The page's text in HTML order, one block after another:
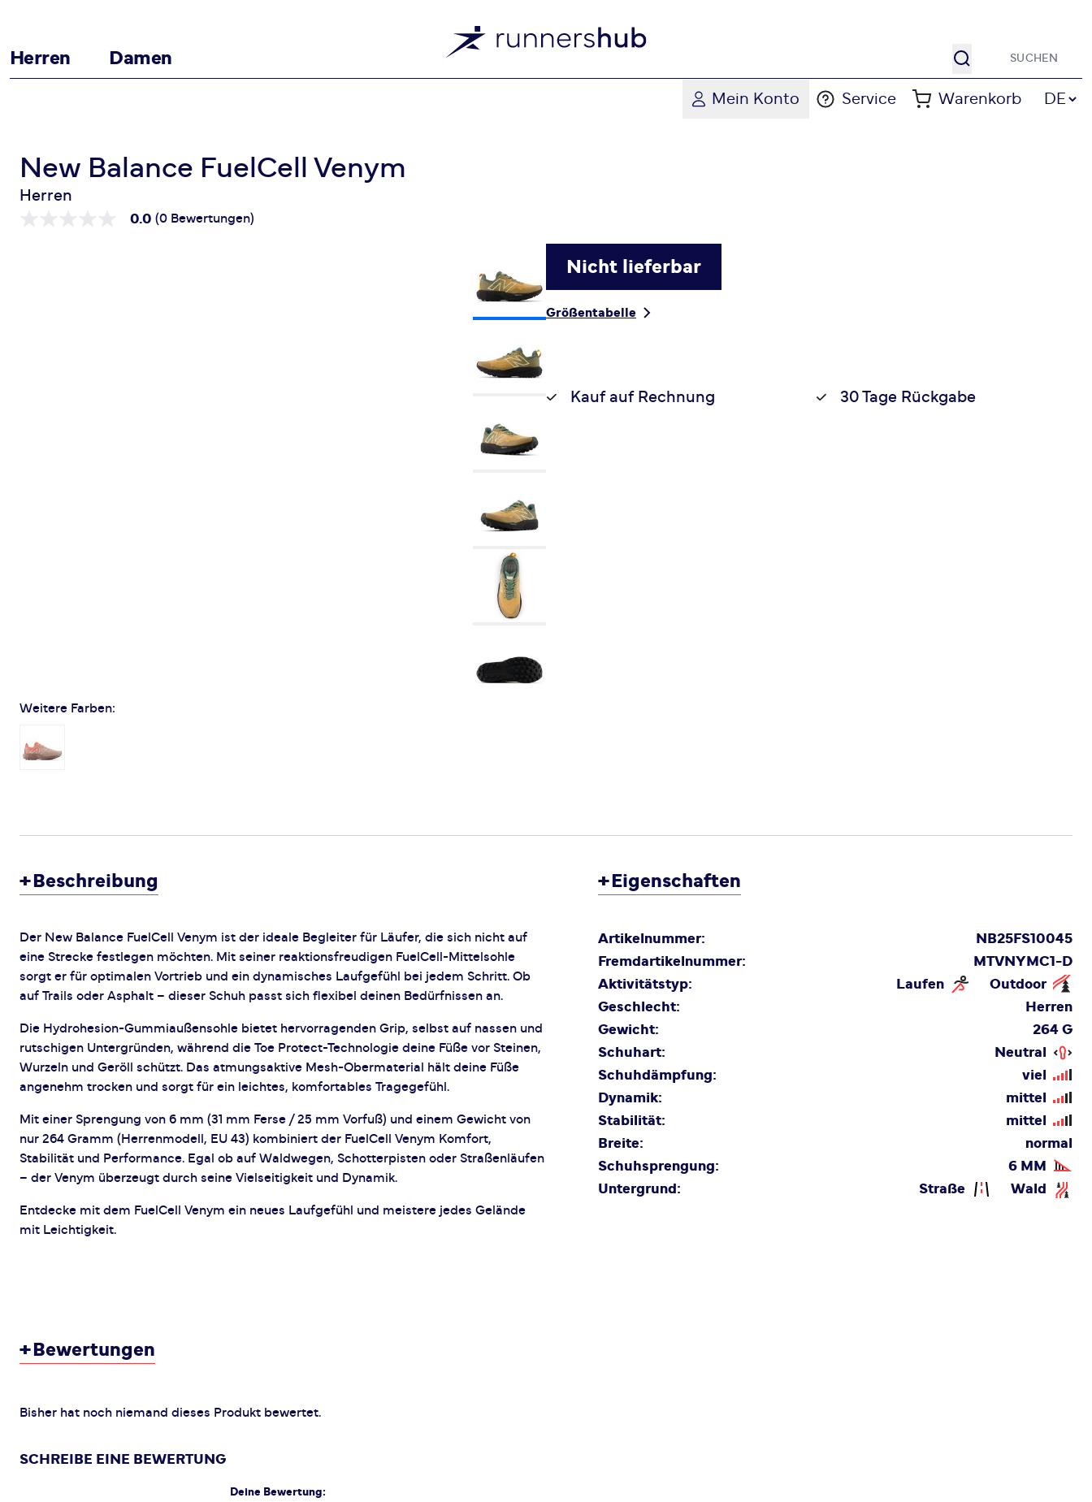
Herren Damen Suche
Mein Konto Service Warenkorb Sprache
DE
FuelCell Venym
New Balance FuelCell Venym
Herren
0.0 (0 Bewertungen)
Weitere Farben:
Nicht lieferbar
Größentabelle
Kauf auf Rechnung 30 Tage Rückgabe
+ Beschreibung
Der New Balance FuelCell Venym ist der ideale Begleiter für Läufer, die sich nicht auf
eine Strecke festlegen möchten. Mit seiner reaktionsfreudigen FuelCell-Mittelsohle
sorgt er für optimalen Vortrieb und ein dynamisches Laufgefühl bei jedem Schritt. Ob
auf Trails oder Asphalt – dieser Schuh passt sich flexibel deinen Bedürfnissen an.
Die Hydrohesion-Gummiaußensohle bietet hervorragenden Grip, selbst auf nassen und
rutschigen Untergründen, während die Toe Protect-Technologie deine Füße vor Steinen,
Wurzeln und Geröll schützt. Das atmungsaktive Mesh-Obermaterial hält deine Füße
angenehm trocken und sorgt für ein leichtes, komfortables Tragegefühl.
Mit einer Sprengung von 6 mm (31 mm Ferse / 25 mm Vorfuß) und einem Gewicht von
nur 264 Gramm (Herrenmodell, EU 43) kombiniert der FuelCell Venym Komfort,
Stabilität und Performance. Egal ob auf Waldwegen, Schotterpisten oder Straßenläufen
– der Venym überzeugt durch seine Vielseitigkeit und Dynamik.
Entdecke mit dem FuelCell Venym ein neues Laufgefühl und meistere jedes Gelände
mit Leichtigkeit.
+ Eigenschaften
Artikelnummer:
NB25FS10045
Fremdartikelnummer:
MTVNYMC1-D
Aktivitätstyp:
Laufen
Outdoor
Geschlecht:
Herren
Gewicht:
264 G
Schuhart:
Neutral
Schuhdämpfung:
viel
Dynamik:
mittel
Stabilität:
mittel
Breite:
normal
Schuhsprengung:
6 MM
Untergrund:
Straße Wald
+ Bewertungen
Bisher hat noch niemand dieses Produkt bewertet.
SCHREIBE EINE BEWERTUNG
Deine Bewertung: